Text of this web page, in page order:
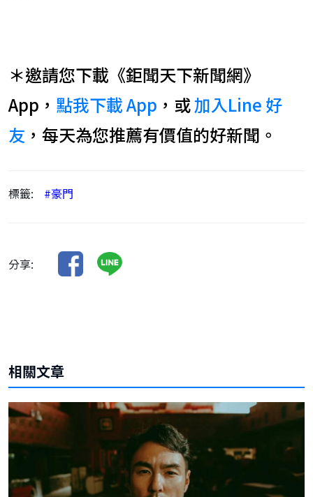
＊邀請您下載《鉅聞天下新聞網》
App， 點我下載 App ，或加入Line 好
友 ，每天為您推薦有價值的好新聞。
標籤: #豪門
分享:
相關文章